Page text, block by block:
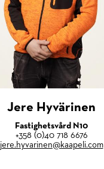
Jere Hyvärinen
Fastighetsvård N10
+358 (0)40 718 6676
jere.hyvarinen@kaapeli.com